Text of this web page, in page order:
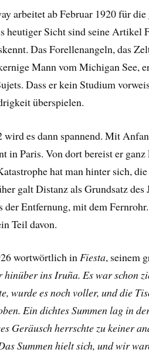
arbeitet ab Februar 1920 für
heutiger Sicht sind seine Artikel
Das Forellenangeln, das
Mann vom Michigan See,
Dass er kein Studium
überspielen.
wird es dann spannend. Mit
in Paris. Von dort bereist er
hat man hinter sich,
galt Distanz als Grundsatz
der Entfernung, mit dem
Teil davon.
wortwörtlich inFiesta, seinem
hinüber ins Iruña. Es war schon
wurde es noch voller, und die
Ein dichtes Summen lag in
Geräusch herrschte zu keiner
Summen hielt sich, und wir